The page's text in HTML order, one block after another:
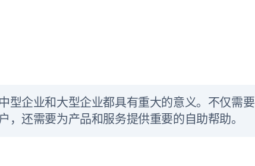
型企业和大型企业都具有重大的意义。不仅需要
还需要为产品和服务提供重要的自助帮助。